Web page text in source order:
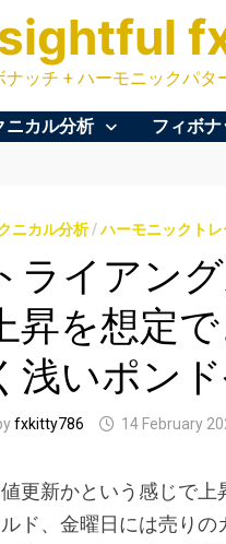
ナッチ + ハーモニックパタ
ニカル分析 フィボ
ニカル分析/ハーモニックトレ
ライアン
昇を想定
浅いポン
fxkitty786 14 February
更新かという感じで
ド、金曜日には売り